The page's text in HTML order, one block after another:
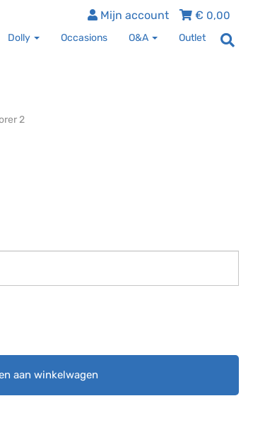
€ 0,00
Mijn account
Dolly Occasions O&A Outlet
2
aan winkelwagen